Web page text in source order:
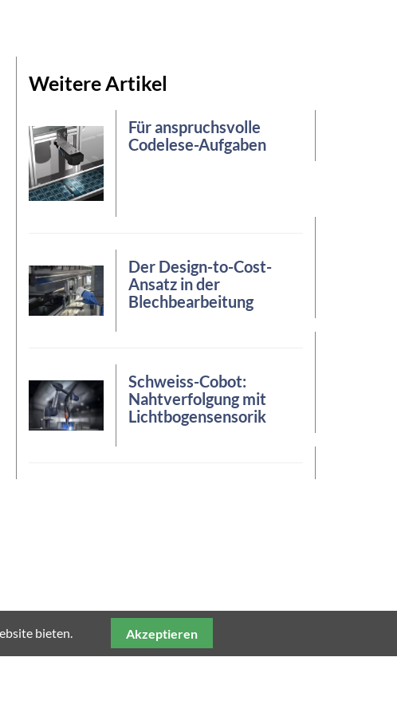
Weitere Artikel
Für anspruchsvolle
Codelese-Aufgaben
Der Design-to-Cost-
Ansatz in der
Blechbearbeitung
Schweiss-Cobot:
Nahtverfolgung mit
Lichtbogensensorik
bieten. Akzeptieren